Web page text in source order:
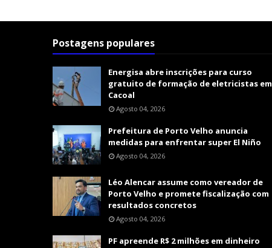
Postagens populares
Energisa abre inscrições para curso
gratuito de formação de eletricistas em
Cacoal
Agosto 04, 2026
Prefeitura de Porto Velho anuncia
medidas para enfrentar super El Niño
Agosto 04, 2026
Léo Alencar assume como vereador de
Porto Velho e promete fiscalização com
resultados concretos
Agosto 04, 2026
PF apreende R$ 2 milhões em dinheiro